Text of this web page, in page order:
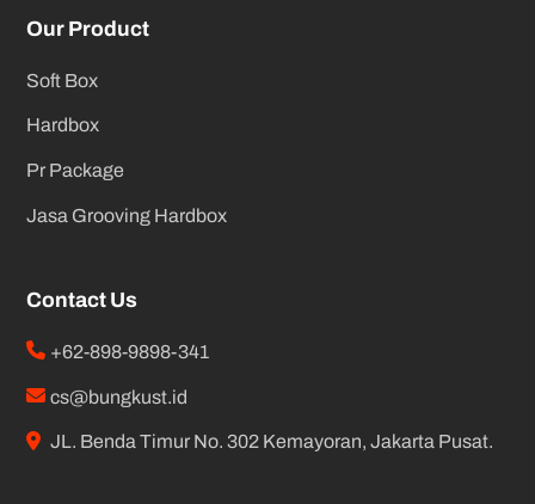
Our Product
Soft Box
Hardbox
Pr Package
Jasa Grooving Hardbox
Contact Us
+62-898-9898-341
cs@bungkust.id
JL. Benda Timur No. 302 Kemayoran, Jakarta Pusat.